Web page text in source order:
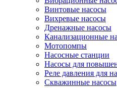
Винтовые насосы
Вихревые насосы
Дренажные насосы
Канализационные
Мотопомпы
Насосные станции
Насосы для
Реле давления для
Скважинные насосы